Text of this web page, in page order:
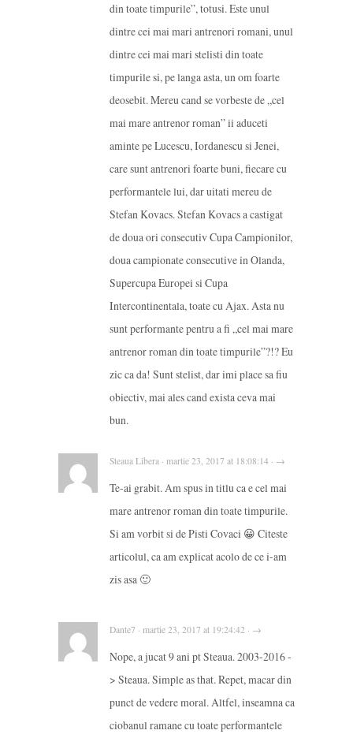
din toate timpurile”, totusi. Este unul
dintre cei mai mari antrenori romani, unul
dintre cei mai mari stelisti din toate
timpurile si, pe langa asta, un om foarte
deosebit. Mereu cand se vorbeste de „cel
mai mare antrenor roman” ii aduceti
aminte pe Lucescu, Iordanescu si Jenei,
care sunt antrenori foarte buni, fiecare cu
performantele lui, dar uitati mereu de
Stefan Kovacs. Stefan Kovacs a castigat
de doua ori consecutiv Cupa Campionilor,
doua campionate consecutive in Olanda,
Supercupa Europei si Cupa
Intercontinentala, toate cu Ajax. Asta nu
sunt performante pentru a fi „cel mai mare
antrenor roman din toate timpurile”?!? Eu
zic ca da! Sunt stelist, dar imi place sa fiu
obiectiv, mai ales cand exista ceva mai
bun.
Steaua Libera · martie 23, 2017 at 18:08:14 · →
Te-ai grabit. Am spus in titlu ca e cel mai
mare antrenor roman din toate timpurile.
Si am vorbit si de Pisti Covaci 😀 Citeste
articolul, ca am explicat acolo de ce i-am
zis asa 🙂
Dante7 · martie 23, 2017 at 19:24:42 · →
Nope, a jucat 9 ani pt Steaua. 2003-2016 -
> Steaua. Simple as that. Repet, macar din
punct de vedere moral. Altfel, inseamna ca
ciobanul ramane cu toate performantele